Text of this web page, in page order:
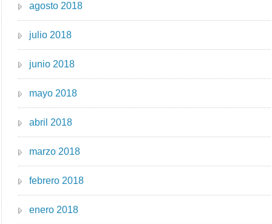
agosto 2018
julio 2018
junio 2018
mayo 2018
abril 2018
marzo 2018
febrero 2018
enero 2018